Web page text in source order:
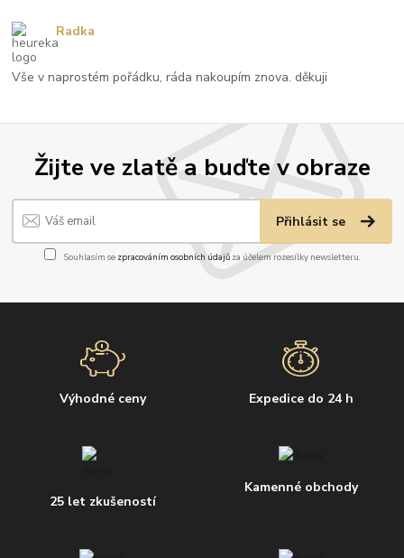
Žijte ve zlatě a buďte v obraze
Přihlásit se
Souhlasím se zpracováním osobních údajůza účelem rozesílky newsletteru.
Výhodné ceny Expedice do 24 h
25 let zkušeností
Kamenné obchody
Vše v naprostém pořádku, ráda nakoupím znova. děkuji
Radka